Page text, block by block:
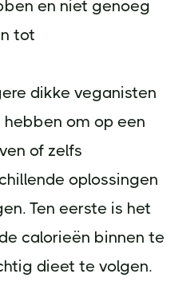
en niet genoeg
tot
dikke veganisten
om op een
of zelfs
oplossingen
Ten eerste is het
calorieën binnen te
dieet te volgen.